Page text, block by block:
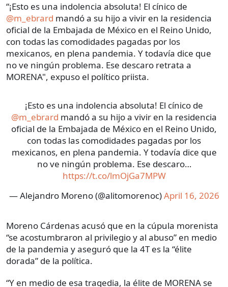
“¡Esto es una indolencia absoluta! El cínico de
@m_ebrard mandó a su hijo a vivir en la residencia
oficial de la Embajada de México en el Reino Unido,
con todas las comodidades pagadas por los
mexicanos, en plena pandemia. Y todavía dice que
no ve ningún problema. Ese descaro retrata a
MORENA", expuso el político priista.
¡Esto es una indolencia absoluta! El cínico de
@m_ebrard mandó a su hijo a vivir en la residencia
oficial de la Embajada de México en el Reino Unido,
con todas las comodidades pagadas por los
mexicanos, en plena pandemia. Y todavía dice que
no ve ningún problema. Ese descaro…
https://t.co/lmOjGa7MPW
— Alejandro Moreno (@alitomorenoc)April 16, 2026
Moreno Cárdenas acusó que en la cúpula morenista
“se acostumbraron al privilegio y al abuso” en medio
de la pandemia y aseguró que la 4T es la “élite
dorada” de la política.
“Y en medio de esa tragedia, la élite de MORENA se